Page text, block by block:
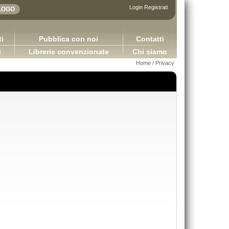
Login Registrati
Pubblica con noi
Librerie convenzionate
Contatti
Chi siamo
Home / Privacy